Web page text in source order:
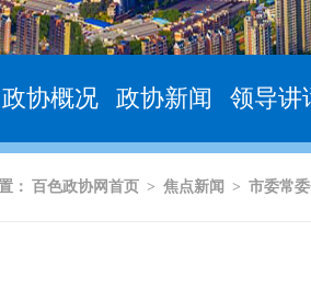
政协概况 政协新闻 领导讲
： 百色政协网首页 > 焦点新闻 > 市委常